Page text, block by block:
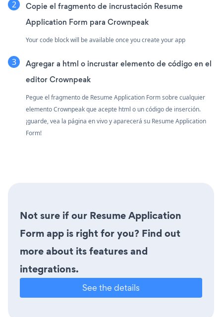
Copie el fragmento de incrustación Resume
Application Form para Crownpeak
Your code block will be available once you create your app
Agregar a html o incrustar elemento de código en el
editor Crownpeak
Pegue el fragmento de Resume Application Form sobre cualquier
elemento Crownpeak que acepte html o un código de inserción.
¡guarde, vea la página en vivo y aparecerá su Resume Application
Form!
Not sure if our Resume Application
Form app is right for you? Find out
more about its features and
integrations.
See the details